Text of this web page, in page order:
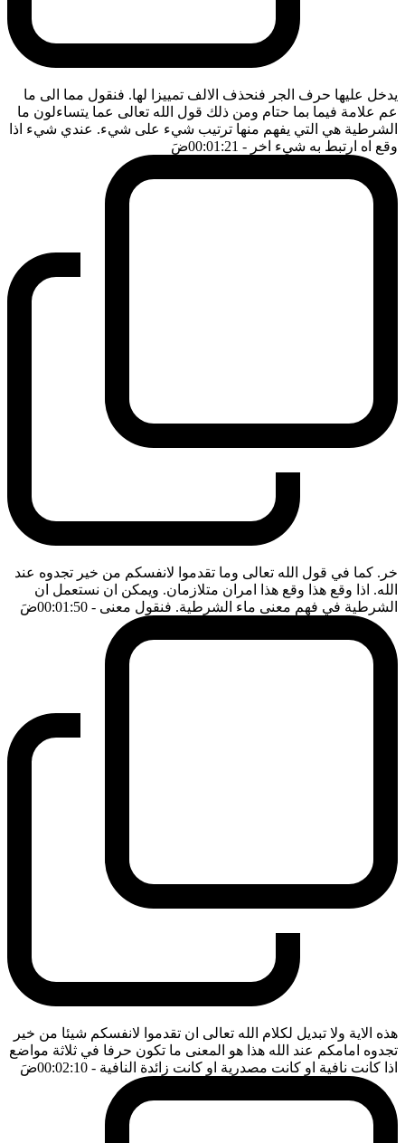
يدخل عليها حرف الجر فنحذف الالف تمييزا لها. فنقول مما الى ما
عم علامة فيما بما حتام ومن ذلك قول الله تعالى عما يتساءلون ما
الشرطية هي التي يفهم منها ترتيب شيء على شيء. عندي شيء اذا
وقع اه ارتبط به شيء اخر - 00:01:21 ضَ
خر. كما في قول الله تعالى وما تقدموا لانفسكم من خير تجدوه عند
الله. اذا وقع هذا وقع هذا امران متلازمان. ويمكن ان نستعمل ان
الشرطية في فهم معنى ماء الشرطية. فنقول معنى - 00:01:50 ضَ
هذه الاية ولا تبديل لكلام الله تعالى ان تقدموا لانفسكم شيئا من خير
تجدوه امامكم عند الله هذا هو المعنى ما تكون حرفا في ثلاثة مواضع
اذا كانت نافية او كانت مصدرية او كانت زائدة النافية - 00:02:10 ضَ